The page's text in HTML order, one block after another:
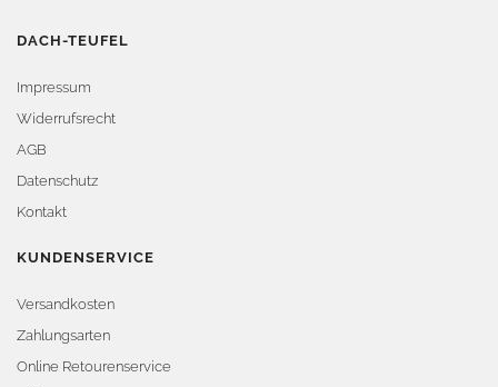
DACH-TEUFEL
Impressum
Widerrufsrecht
AGB
Datenschutz
Kontakt
KUNDENSERVICE
Versandkosten
Zahlungsarten
Online Retourenservice